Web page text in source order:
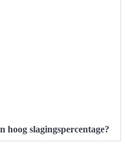
hoog slagingspercentage?